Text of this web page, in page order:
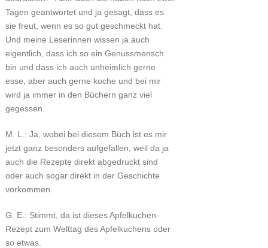
Tagen geantwortet und ja gesagt, dass es
sie freut, wenn es so gut geschmeckt hat.
Und meine Leserinnen wissen ja auch
eigentlich, dass ich so ein Genussmensch
bin und dass ich auch unheimlich gerne
esse, aber auch gerne koche und bei mir
wird ja immer in den Büchern ganz viel
gegessen.
M. L.: Ja, wobei bei diesem Buch ist es mir
jetzt ganz besonders aufgefallen, weil da ja
auch die Rezepte direkt abgedruckt sind
oder auch sogar direkt in der Geschichte
vorkommen.
G. E.: Stimmt, da ist dieses Apfelkuchen-
Rezept zum Welttag des Apfelkuchens oder
so etwas.